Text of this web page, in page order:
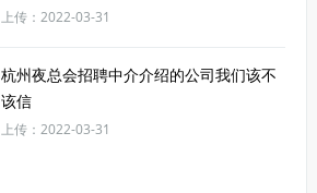
上传：2022-03-31
杭州夜总会招聘中介介绍的公司我们该不
该信
上传：2022-03-31